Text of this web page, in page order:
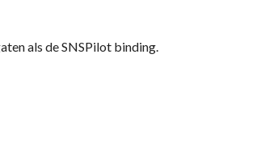
als de SNSPilot binding.